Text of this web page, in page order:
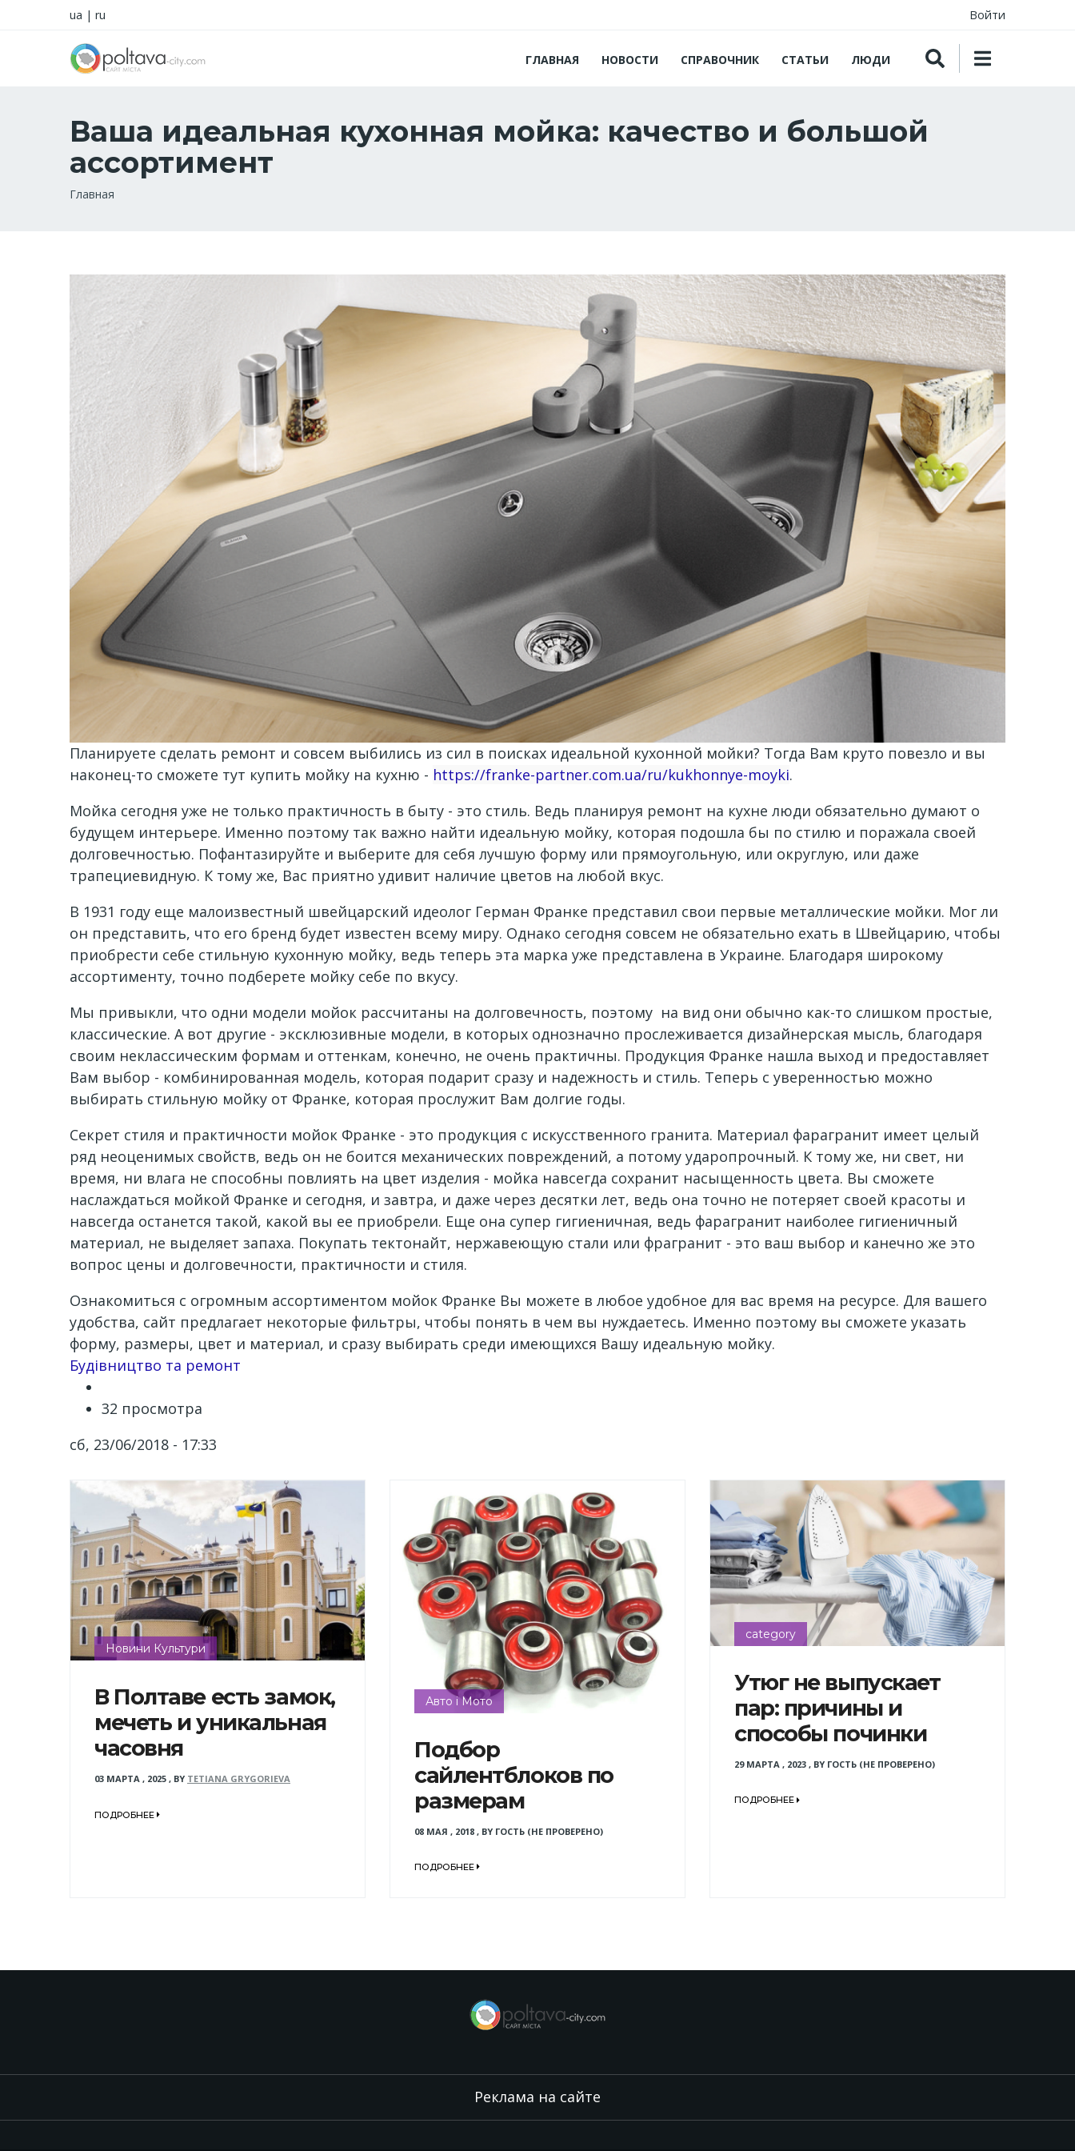
ua | ru Войти
ГЛАВНАЯ НОВОСТИ СПРАВОЧНИК СТАТЬИ ЛЮДИ
Ваша идеальная кухонная мойка: качество и большой
ассортимент
Строка
Главная
Планируете сделать ремонт и совсем выбились из сил в поисках идеальной кухонной мойки? Тогда Вам круто повезло и вы
наконец-то сможете тут купить мойку на кухню - https://franke-partner.com.ua/ru/kukhonnye-moyki.
Мойка сегодня уже не только практичность в быту - это стиль. Ведь планируя ремонт на кухне люди обязательно думают о
будущем интерьере. Именно поэтому так важно найти идеальную мойку, которая подошла бы по стилю и поражала своей
долговечностью. Пофантазируйте и выберите для себя лучшую форму или прямоугольную, или округлую, или даже
трапециевидную. К тому же, Вас приятно удивит наличие цветов на любой вкус.
В 1931 году еще малоизвестный швейцарский идеолог Герман Франке представил свои первые металлические мойки. Мог ли
он представить, что его бренд будет известен всему миру. Однако сегодня совсем не обязательно ехать в Швейцарию, чтобы
приобрести себе стильную кухонную мойку, ведь теперь эта марка уже представлена ​​в Украине. Благодаря широкому
ассортименту, точно подберете мойку себе по вкусу.
Мы привыкли, что одни модели мойок рассчитаны на долговечность, поэтому на вид они обычно как-то слишком простые,
классические. А вот другие - эксклюзивные модели, в которых однозначно прослеживается дизайнерская мысль, благодаря
своим неклассическим формам и оттенкам, конечно, не очень практичны. Продукция Франке нашла выход и предоставляет
Вам выбор - комбинированная модель, которая подарит сразу и надежность и стиль. Теперь с уверенностью можно
выбирать стильную мойку от Франке, которая прослужит Вам долгие годы.
Секрет стиля и практичности мойок Франке - это продукция с искусственного гранита. Материал фарагранит имеет целый
ряд неоценимых свойств, ведь он не боится механических повреждений, а потому ударопрочный. К тому же, ни свет, ни
время, ни влага не способны повлиять на цвет изделия - мойка навсегда сохранит насыщенность цвета. Вы сможете
наслаждаться мойкой Франке и сегодня, и завтра, и даже через десятки лет, ведь она точно не потеряет своей красоты и
навсегда останется такой, какой вы ее приобрели. Еще она супер гигиеничная, ведь фарагранит наиболее гигиеничный
материал, не выделяет запаха. Покупать тектонайт, нержавеющую стали или фрагранит - это ваш выбор и канечно же это
вопрос цены и долговечности, практичности и стиля.
Ознакомиться с огромным ассортиментом мойок Франке Вы можете в любое удобное для вас время на ресурсе. Для вашего
удобства, сайт предлагает некоторые фильтры, чтобы понять в чем вы нуждаетесь. Именно поэтому вы сможете указать
форму, размеры, цвет и материал, и сразу выбирать среди имеющихся Вашу идеальную мойку.
Channel
Будівництво та ремонт
32 просмотра
сб, 23/06/2018 - 17:33
Новини Культури
В Полтаве есть замок,
мечеть и уникальная
часовня
03 МАРТА , 2025 , BY TETIANA GRYGORIEVA
ПОДРОБНЕЕ
Авто і Мото
Подбор
сайлентблоков по
размерам
08 МАЯ , 2018, BY ГОСТЬ (НЕ ПРОВЕРЕНО)
ПОДРОБНЕЕ
category
Утюг не выпускает
пар: причины и
способы починки
29 МАРТА , 2023, BY ГОСТЬ (НЕ ПРОВЕРЕНО)
ПОДРОБНЕЕ
Реклама на сайте